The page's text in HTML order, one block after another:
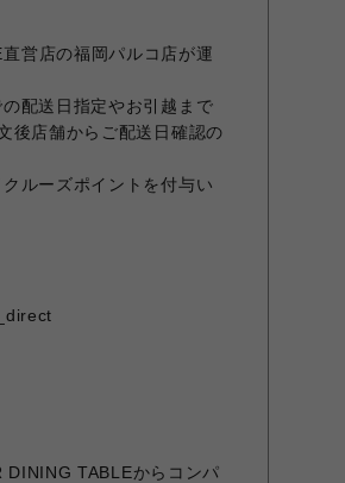
営店の福岡パルコ店が運
配送日指定やお引越まで
後店舗からご配送日確認の
ルーズポイントを付与い
TABLEからコンパ